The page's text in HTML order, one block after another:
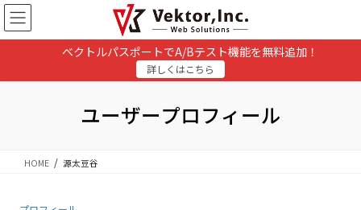
コ
ン
テ
ナ
ビ
ゲ
ベクトルパスポートでA/Bテスト機能を無料追加！
詳しくはこちら
ユーザープロフィール
HOME 源太豆谷